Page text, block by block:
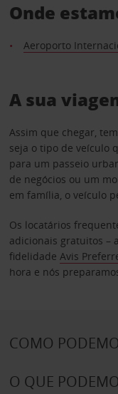
Onde
Aeroporto
A sua
Assim que chegar,
seja o tipo de veículo
para um passeio
de negócios ou um
em família, o veículo
Os locatários
adicionais gratuitos –
fidelidade Avis
hora e nós
COMO
O QUE